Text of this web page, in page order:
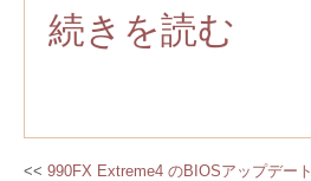
続きを読む
990FX Extreme4 のBIOSアップデート